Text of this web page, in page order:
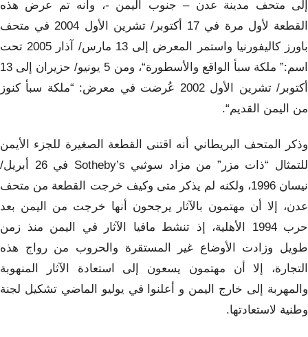
إلى متحف مدينة عدن – جنوب اليمن -، وأنه تم عرض هذه
القطعة لأول مرة في 17 أكتوبر/ تشرين الأول 2004 في متحف
باورز كاليفورنيا واستمر المعرض إلى 13 مارس/ آذار 2005 تحت
اسم:” ملكة سبأ الواقع والأسطورة“، ومن 5 يونيو/ حزيران إلى 13
أكتوبر/ تشرين الأول 2002 عُرضت في معرض: “ملكة سبأ كنوز
من اليمن القديم“.
وذكر المتحف البريطاني أنه اقتنى القطعة الصغيرة للجزء الأيمن
للتمثال “ذات مزر” من مزاد سوثبي Sotheby’s في 26 أبريل/
نيسان 1996، ولكنه لم يذكر متى وكيف خرجت القطعة من متحف
عدن، إلا أن مهتمون بالآثار يرجحون أنها خرجت من اليمن بعد
حرب 1994 الأهلية، إذ تنشط مافيا الآثار في اليمن منذ زمن
طويل وزادت الأوضاع غير المستقرة والحروب من رواج هذه
التجارة، إلا أن مهتمون يسعون إلى استعادة الآثار المنهوبة
والمهربة إلى خارج اليمن و أعلنوا في يوليو الماضي تشكيل لجنة
وطنية لاستعادتها.